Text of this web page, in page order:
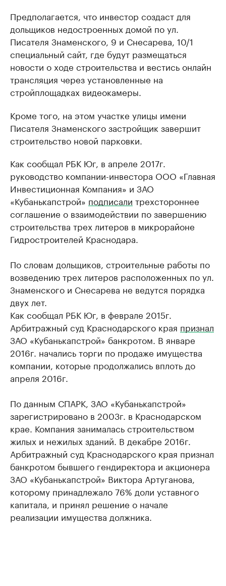
Предполагается, что инвестор создаст для
дольщиков недостроенных домой по ул.
Писателя Знаменского, 9 и Снесарева, 10/1
специальный сайт, где будут размещаться
новости о ходе строительства и вестись онлайн
трансляция через установленные на
стройплощадках видеокамеры.
Кроме того, на этом участке улицы имени
Писателя Знаменского застройщик завершит
строительство новой парковки.
Как сообщал РБК Юг, в апреле 2017г.
руководство компании-инвестора ООО «Главная
Инвестиционная Компания» и ЗАО
«Кубанькапстрой» подписали трехстороннее
соглашение о взаимодействии по завершению
строительства трех литеров в микрорайоне
Гидростроителей Краснодара.
По словам дольщиков, строительные работы по
возведению трех литеров расположенных по ул.
Знаменского и Снесарева не ведутся порядка
двух лет.
Как сообщал РБК Юг, в феврале 2015г.
Арбитражный суд Краснодарского края признал
ЗАО «Кубанькапстрой» банкротом. В январе
2016г. начались торги по продаже имущества
компании, которые продолжались вплоть до
апреля 2016г.
По данным СПАРК, ЗАО «Кубанькапстрой»
зарегистрировано в 2003г. в Краснодарском
крае. Компания занималась строительством
жилых и нежилых зданий. В декабре 2016г.
Арбитражный суд Краснодарского края признал
банкротом бывшего гендиректора и акционера
ЗАО «Кубанькапстрой» Виктора Артуганова,
которому принадлежало 76% доли уставного
капитала, и принял решение о начале
реализации имущества должника.